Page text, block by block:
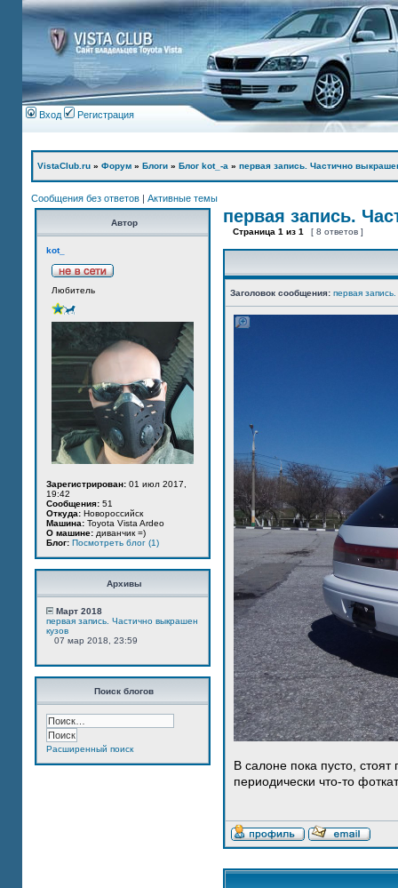
Вход Регистрация
VistaClub.ru » Форум » Блоги » Блог kot_-а » первая запись. Частично
Сообщения без ответов | Активные темы
Автор
kot_
Любитель
Зарегистрирован: 01 июл 2017,
19:42
Сообщения: 51
Откуда: Новороссийск
Машина: Toyota Vista Ardeo
О машине: диванчик =)
Блог: Посмотреть блог (1)
Архивы
Март 2018
первая запись. Частично выкрашен
кузов
07 мар 2018, 23:59
Поиск блогов
Расширенный поиск
первая запись.
Страница 1 из 1 [ 8 ответов ]
Заголовок сообщения: первая
В салоне пока пусто,
периодически что-то